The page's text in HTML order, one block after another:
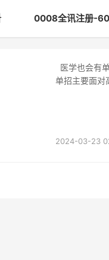
0008全讯注册-
医学也会有
单招主要面对
2024-03-23